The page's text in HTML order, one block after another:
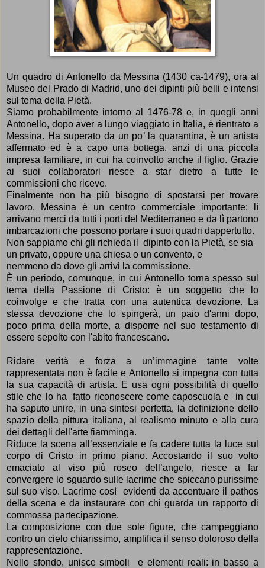
Un quadro di Antonello da Messina (1430 ca-1479), ora al
Museo del Prado di Madrid, uno dei dipinti più belli e intensi
sul tema della Pietà.
Siamo probabilmente intorno al 1476-78 e, in quegli anni
Antonello, dopo aver a lungo viaggiato in Italia, èrientrato a
Messina. Ha superato da un po’la quarantina,è un artista
affermato ed èa capo una bottega, anzi di una piccola
impresa familiare, in cui ha coinvolto anche il figlio. Grazie
ai suoi collaboratori riesce a star dietro a tutte le
commissioni che riceve.
Finalmente non ha più bisogno di spostarsi per trovare
lavoro. Messina èun centro commerciale importante: l ì
arrivano merci da tutti i porti del Mediterraneo e da l ìpartono
imbarcazioni che possono portare i suoi quadri dappertutto.
Non sappiamo chi gli richieda il dipinto con la Pietà, se sia
un privato, oppure una chiesa o un convento, e
nemmeno da dove gli arrivi la commissione.
È un periodo, comunque, in cui Antonello torna spesso sul
tema della Passione di Cristo: è un soggetto che lo
coinvolge e che tratta con una autentica devozione. La
stessa devozione che lo spingerà, un paio d'anni dopo,
poco prima della morte, a disporre nel suo testamento di
essere sepolto con l'abito francescano.
Ridare verità e forza a un’immagine tante volte
rappresentata non èfacile e Antonello si impegna con tutta
la sua capacità di artista. E usa ogni possibilità di quello
stile che lo ha fatto riconoscere come caposcuola e in cui
ha saputo unire, in una sintesi perfetta, la definizione dello
spazio della pittura italiana, al realismo minuto e alla cura
dei dettagli dell'arte fiamminga.
Riduce la scena all ’essenziale e fa cadere tutta la luce sul
corpo di Cristo in primo piano. Accostando il suo volto
emaciato al viso più roseo dell ’angelo, riesce a far
convergere lo sguardo sulle lacrime che spiccano purissime
sul suo viso. Lacrime così evidenti da accentuare il pathos
della scena e da instaurare con chi guarda un rapporto di
commossa partecipazione.
La composizione con due sole figure, che campeggiano
contro un cielochiarissimo, amplifica il senso doloroso della
rappresentazione.
Nello sfondo, unisce simboli e elementi reali: in basso a